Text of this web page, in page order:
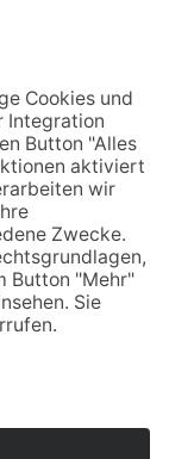
Impressum
Datenschutz
© TWF